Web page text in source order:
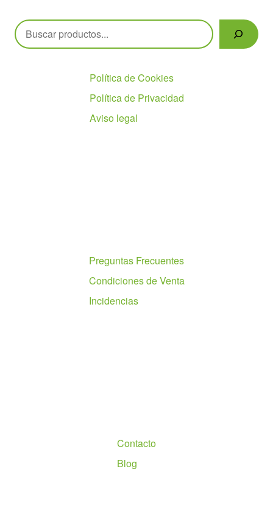
Buscar
Política de Cookies
Política de Privacidad
Aviso legal
Preguntas Frecuentes
Condiciones de Venta
Incidencias
Contacto
Blog